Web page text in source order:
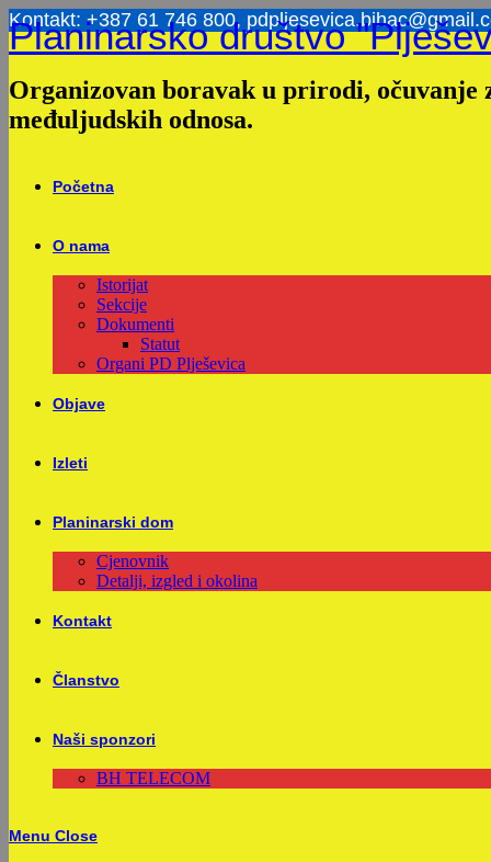
Skip
to
content
Kontakt: +387 61 746 800,
Planinarsko društvo
Organizovan boravak u prirodi,
međuljudskih odnosa.
Početna
O nama
Istorijat
Sekcije
Dokumenti
Statut
Organi PD Plješevica
Objave
Izleti
Planinarski dom
Cjenovnik
Detalji, izgled i okolina
Kontakt
Članstvo
Naši sponzori
BH TELECOM
Menu Close